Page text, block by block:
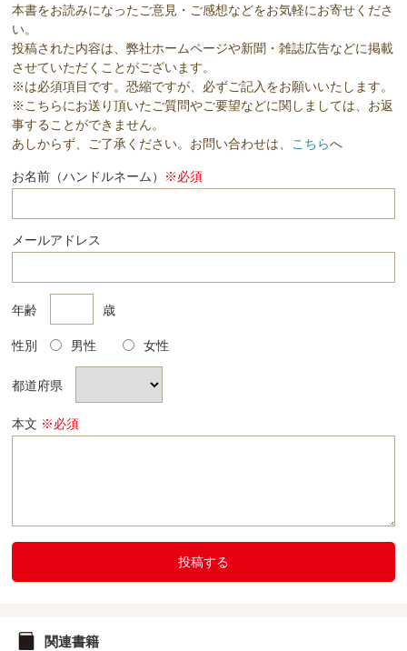
本書をお読みになったご意見・ご感想などをお気軽にお寄せくださ
い。
投稿された内容は、弊社ホームページや新聞・雑誌広告などに掲載
させていただくことがございます。
※は必須項目です。恐縮ですが、必ずご記入をお願いいたします。
※こちらにお送り頂いたご質問やご要望などに関しましては、お返
事することができません。
あしからず、ご了承ください。お問い合わせは、 こちらへ
お名前（ハンドルネーム） ※必須
メールアドレス
年齢 歳
性別 男性 女性
都道府県
本文 ※必須
投稿する
関連書籍